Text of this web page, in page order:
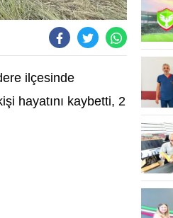
ilçesinde
şi hayatını kaybetti, 2